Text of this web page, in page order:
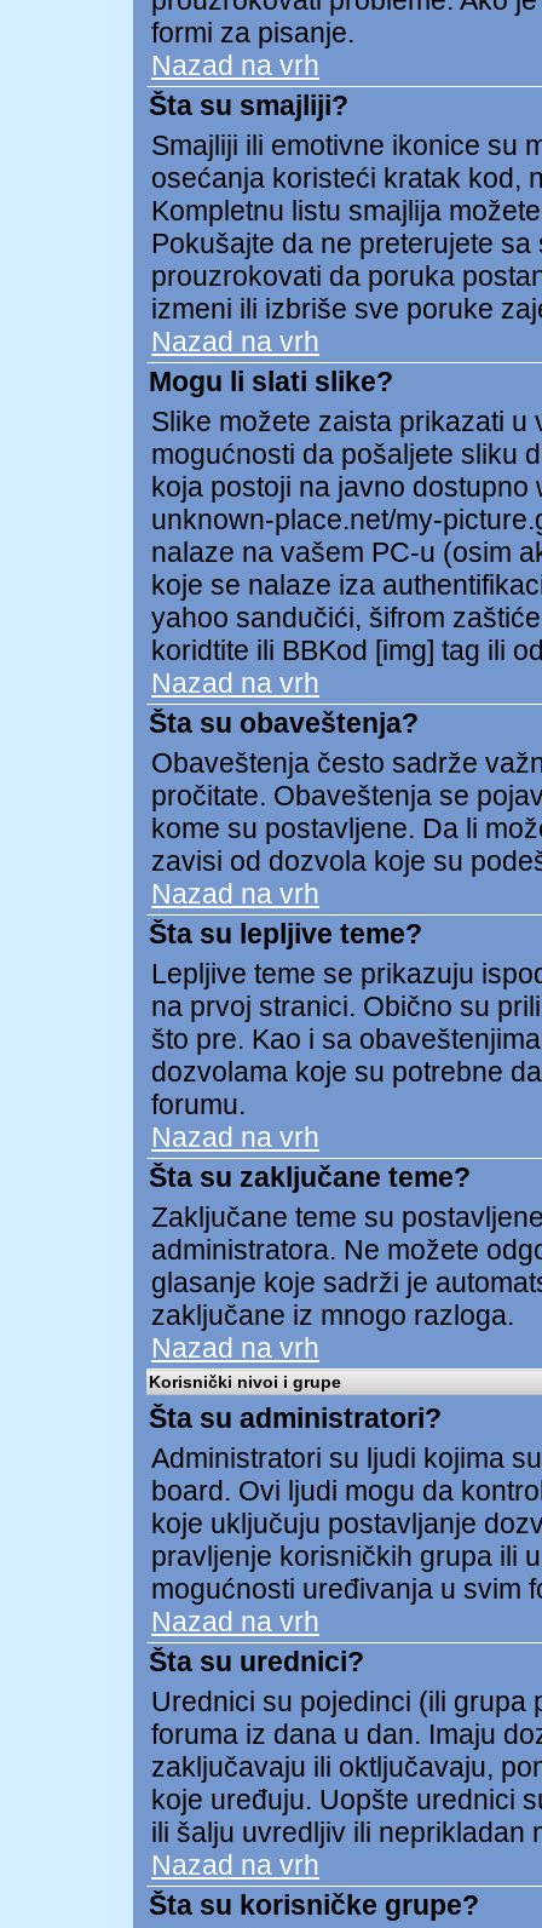
formi za pisanje.
Nazad na vrh
Šta su smajliji?
Smajliji ili emotivne ikonice su
osećanja koristeći kratak kod,
Kompletnu listu smajlija
Pokušajte da ne preterujete
prouzrokovati da poruka
izmeni ili izbriše sve poruke
Nazad na vrh
Mogu li slati slike?
Slike možete zaista prikazati
mogućnosti da pošaljete sliku
koja postoji na javno
unknown-place.net/my-
nalaze na vašem PC-u (osim
koje se nalaze iza
yahoo sandučići, šifrom
koridtite ili BBKod [img] tag ili
Nazad na vrh
Šta su obaveštenja?
Obaveštenja često sadrže
pročitate. Obaveštenja se
kome su postavljene. Da li
zavisi od dozvola koje su
Nazad na vrh
Šta su lepljive teme?
Lepljive teme se prikazuju
na prvoj stranici. Obično su
što pre. Kao i sa
dozvolama koje su potrebne
forumu.
Nazad na vrh
Šta su zaključane teme?
Zaključane teme su
administratora. Ne možete
glasanje koje sadrži je
zaključane iz mnogo razloga.
Nazad na vrh
Korisnički nivoi i grupe
Šta su administratori?
Administratori su ljudi kojima
board. Ovi ljudi mogu da
koje uključuju postavljanje
pravljenje korisničkih grupa ili
mogućnosti uređivanja u svim
Nazad na vrh
Šta su urednici?
Urednici su pojedinci (ili grupa
foruma iz dana u dan. Imaju
zaključavaju ili oktljučavaju,
koje uređuju. Uopšte urednici
ili šalju uvredljiv ili neprikladan
Nazad na vrh
Šta su korisničke grupe?